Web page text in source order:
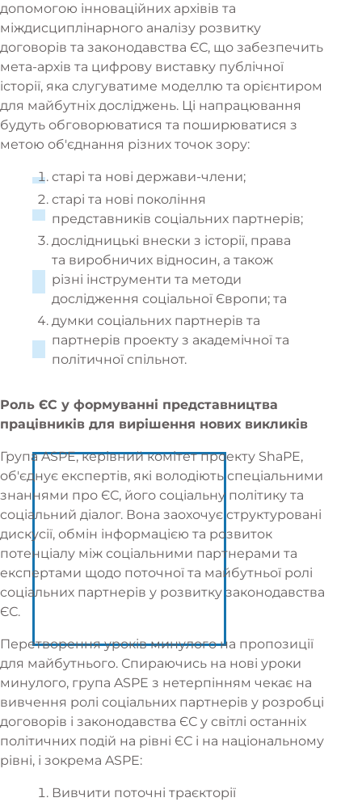
допомогою інноваційних архівів та
міждисциплінарного аналізу розвитку
договорів та законодавства ЄС, що забезпечить
мета-архів та цифрову виставку публічної
історії, яка слугуватиме моделлю та орієнтиром
для майбутніх досліджень. Ці напрацювання
будуть обговорюватися та поширюватися з
метою об'єднання різних точок зору:
старі та нові держави-члени;
старі та нові покоління
представників соціальних партнерів;
дослідницькі внески з історії, права
та виробничих відносин, а також
різні інструменти та методи
дослідження соціальної Європи; та
думки соціальних партнерів та
партнерів проекту з академічної та
політичної спільнот.
Роль ЄС у формуванні представництва
працівників для вирішення нових викликів
Група ASPE, керівний комітет проекту ShaPE,
об'єднує експертів, які володіють спеціальними
знаннями про ЄС, його соціальну політику та
соціальний діалог. Вона заохочує структуровані
дискусії, обмін інформацією та розвиток
потенціалу між соціальними партнерами та
експертами щодо поточної та майбутньої ролі
соціальних партнерів у розвитку законодавства
ЄС.
Перетворення уроків минулого на пропозиції
для майбутнього. Спираючись на нові уроки
минулого, група ASPE з нетерпінням чекає на
вивчення ролі соціальних партнерів у розробці
договорів і законодавства ЄС у світлі останніх
політичних подій на рівні ЄС і на національному
рівні, і зокрема ASPE:
Вивчити поточні траєкторії